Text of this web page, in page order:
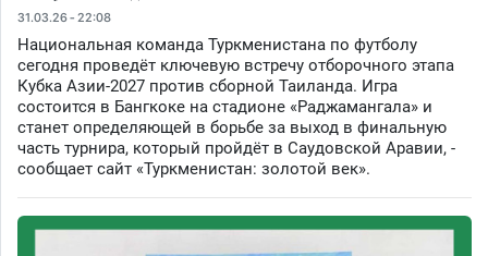
31.03.26 - 22:08
Национальная команда Туркменистана по футболу
сегодня проведёт ключевую встречу отборочного этапа
Кубка Азии-2027 против сборной Таиланда. Игра
состоится в Бангкоке на стадионе «Раджамангала» и
станет определяющей в борьбе за выход в финальную
часть турнира, который пройдёт в Саудовской Аравии, -
сообщает сайт «Туркменистан: золотой век».